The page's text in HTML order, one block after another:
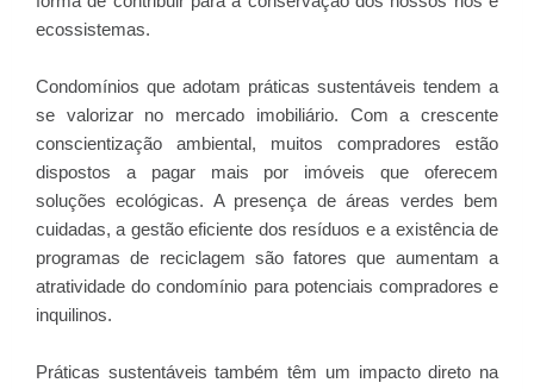
ecossistemas.
Condomínios que adotam práticas sustentáveis tendem a
se valorizar no mercado imobiliário. Com a crescente
conscientização ambiental, muitos compradores estão
dispostos a pagar mais por imóveis que oferecem
soluções ecológicas. A presença de áreas verdes bem
cuidadas, a gestão eficiente dos resíduos e a existência de
programas de reciclagem são fatores que aumentam a
atratividade do condomínio para potenciais compradores e
inquilinos.
Práticas sustentáveis também têm um impacto direto na